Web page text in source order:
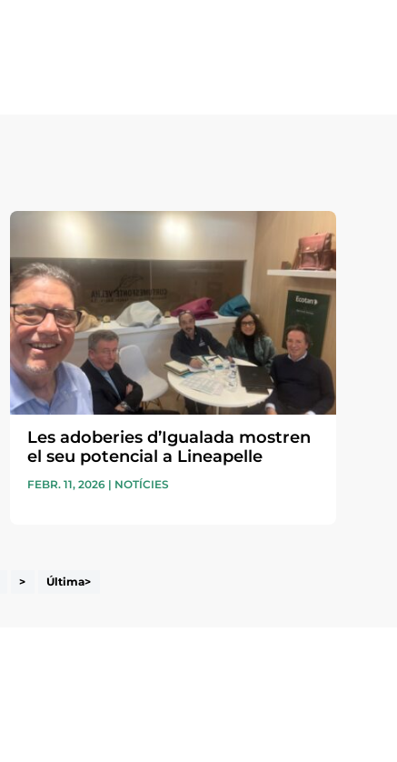
Les adoberies d’Igualada mostren
el seu potencial a Lineapelle
FEBR. 11, 2026| NOTÍCIES
> Última>